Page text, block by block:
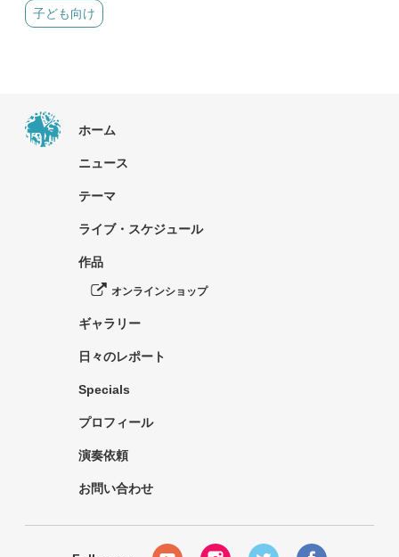
子ども向け
ホーム
ニュース
テーマ
ライブ・スケジュール
作品
オンラインショップ
ギャラリー
日々のレポート
Specials
プロフィール
演奏依頼
お問い合わせ